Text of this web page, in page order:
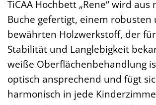
TiCAA Hochbett „Rene“ wird aus
Buche gefertigt, einem robusten
bewährten Holzwerkstoff, der
Stabilität und Langlebigkeit
weiße Oberflächenbehandlung
optisch ansprechend und fügt
harmonisch in jede